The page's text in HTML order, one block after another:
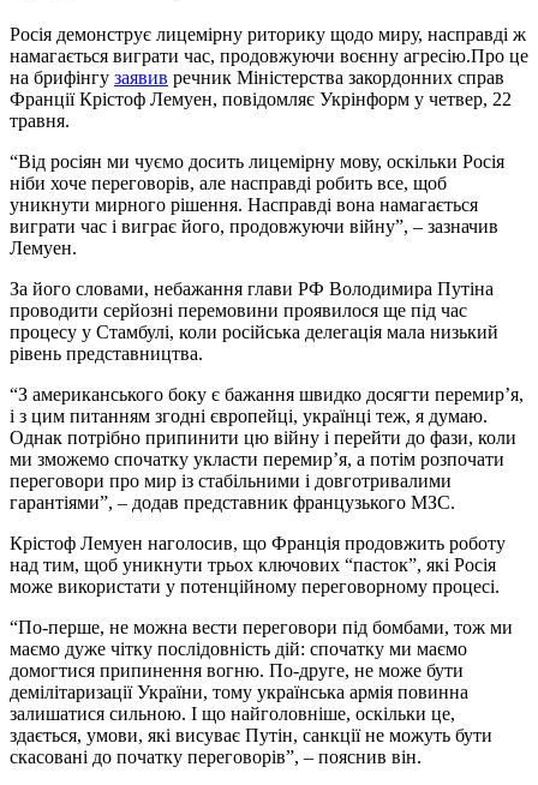
Росія демонструє лицемірну риторику щодо миру, насправді ж
намагається виграти час, продовжуючи воєнну агресію.Про це
на брифінгу заявив речник Міністерства закордонних справ
Франції Крістоф Лемуен, повідомляє Укрінформ у четвер, 22
травня.
“Від росіян ми чуємо досить лицемірну мову, оскільки Росія
ніби хоче переговорів, але насправді робить все, щоб
уникнути мирного рішення. Насправді вона намагається
виграти час і виграє його, продовжуючи війну”, – зазначив
Лемуен.
За його словами, небажання глави РФ Володимира Путіна
проводити серйозні перемовини проявилося ще під час
процесу у Стамбулі, коли російська делегація мала низький
рівень представництва.
“З американського боку є бажання швидко досягти перемир’я,
і з цим питанням згодні європейці, українці теж, я думаю.
Однак потрібно припинити цю війну і перейти до фази, коли
ми зможемо спочатку укласти перемир’я, а потім розпочати
переговори про мир із стабільними і довготривалими
гарантіями”, – додав представник французького МЗС.
Крістоф Лемуен наголосив, що Франція продовжить роботу
над тим, щоб уникнути трьох ключових “пасток”, які Росія
може використати у потенційному переговорному процесі.
“По-перше, не можна вести переговори під бомбами, тож ми
маємо дуже чітку послідовність дій: спочатку ми маємо
домогтися припинення вогню. По-друге, не може бути
демілітаризації України, тому українська армія повинна
залишатися сильною. І що найголовніше, оскільки це,
здається, умови, які висуває Путін, санкції не можуть бути
скасовані до початку переговорів”, – пояснив він.